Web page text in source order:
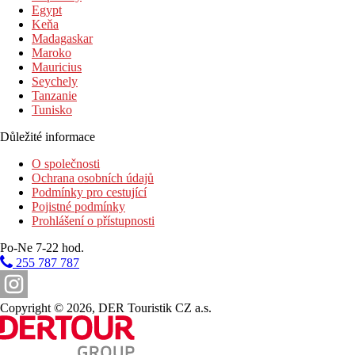
200 m
Moře
0 m
Nákupy
Pláž
Hotel přímo u pláže
Plážová dovolená
Bazény
Lehátka a slunečníky u bazénu zdarma
Bar u bazénu
Lehátka u bazénu
Fotogalerie
Egypt
Keňa
Madagaskar
Maroko
Mauricius
Seychely
Tanzanie
Tunisko
Důležité informace
O společnosti
Ochrana osobních údajů
Podmínky pro cestující
Pojistné podmínky
Prohlášení o přístupnosti
Po-Ne 7-22 hod.
255 787 787
Copyright © 2026, DER Touristik CZ a.s.